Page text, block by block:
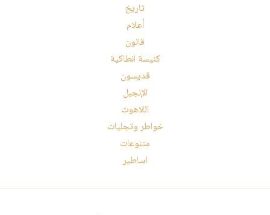
تاريخ
أعلام
قانون
كنيسة انطاكية
قديسون
الإنجيل
اللاهوت
خواطر وتجليات
متنوعات
اساطير